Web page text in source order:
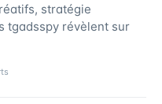
stratégie
tgadsspy révèlent sur